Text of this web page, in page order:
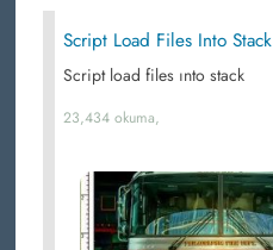
Script Load Files Into Stack
Script load files ınto stack
23,434 okuma,